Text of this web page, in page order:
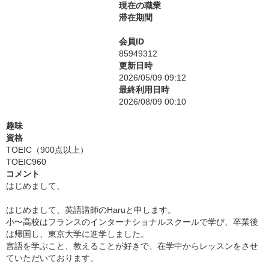
現在の職業
滞在期間
会員ID
85949312
更新日時
2026/05/09 09:12
最終利用日時
2026/08/09 00:10
趣味
資格
TOEIC（900点以上）
TOEIC960
コメント
はじめまして、
はじめまして、英語講師のHaruと申します。
小〜高校はフランスのインターナショナルスクールで学び、卒業後
は帰国し、東京大学に進学しました。
言語を学ぶこと、教えることが好きで、在学中からレッスンをさせ
ていただいております。